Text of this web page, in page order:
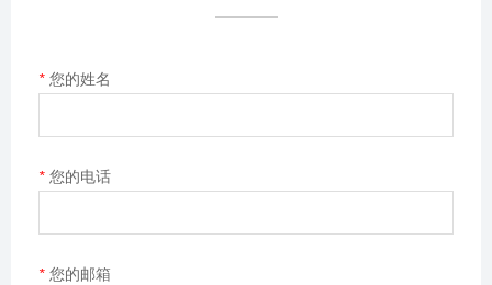
* 您的姓名
* 您的电话
* 您的邮箱